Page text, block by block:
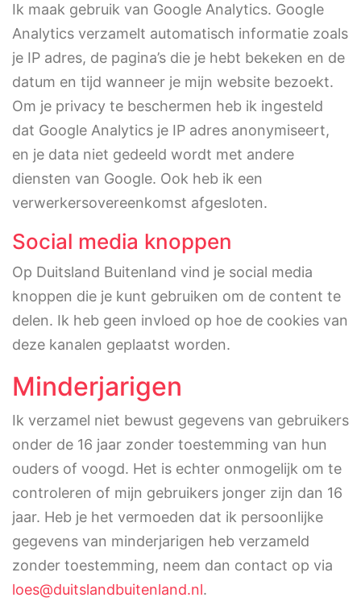
Ik maak gebruik van Google Analytics. Google
Analytics verzamelt automatisch informatie zoals
je IP adres, de pagina’s die je hebt bekeken en de
datum en tijd wanneer je mijn website bezoekt.
Om je privacy te beschermen heb ik ingesteld
dat Google Analytics je IP adres anonymiseert,
en je data niet gedeeld wordt met andere
diensten van Google. Ook heb ik een
verwerkersovereenkomst afgesloten.
Social media knoppen
Op Duitsland Buitenland vind je social media
knoppen die je kunt gebruiken om de content te
delen. Ik heb geen invloed op hoe de cookies van
deze kanalen geplaatst worden.
Minderjarigen
Ik verzamel niet bewust gegevens van gebruikers
onder de 16 jaar zonder toestemming van hun
ouders of voogd. Het is echter onmogelijk om te
controleren of mijn gebruikers jonger zijn dan 16
jaar. Heb je het vermoeden dat ik persoonlijke
gegevens van minderjarigen heb verzameld
zonder toestemming, neem dan contact op via
loes@duitslandbuitenland.nl.